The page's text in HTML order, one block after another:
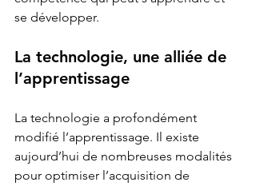
se développer.
La technologie, une alliée de
l’apprentissage
La technologie a profondément
modifié l’apprentissage. Il existe
aujourd’hui de nombreuses modalités
pour optimiser l’acquisition de